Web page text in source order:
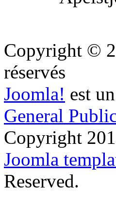
Copyright ©
réservés
Joomla! est
General
Copyright
Joomla
Reserved.